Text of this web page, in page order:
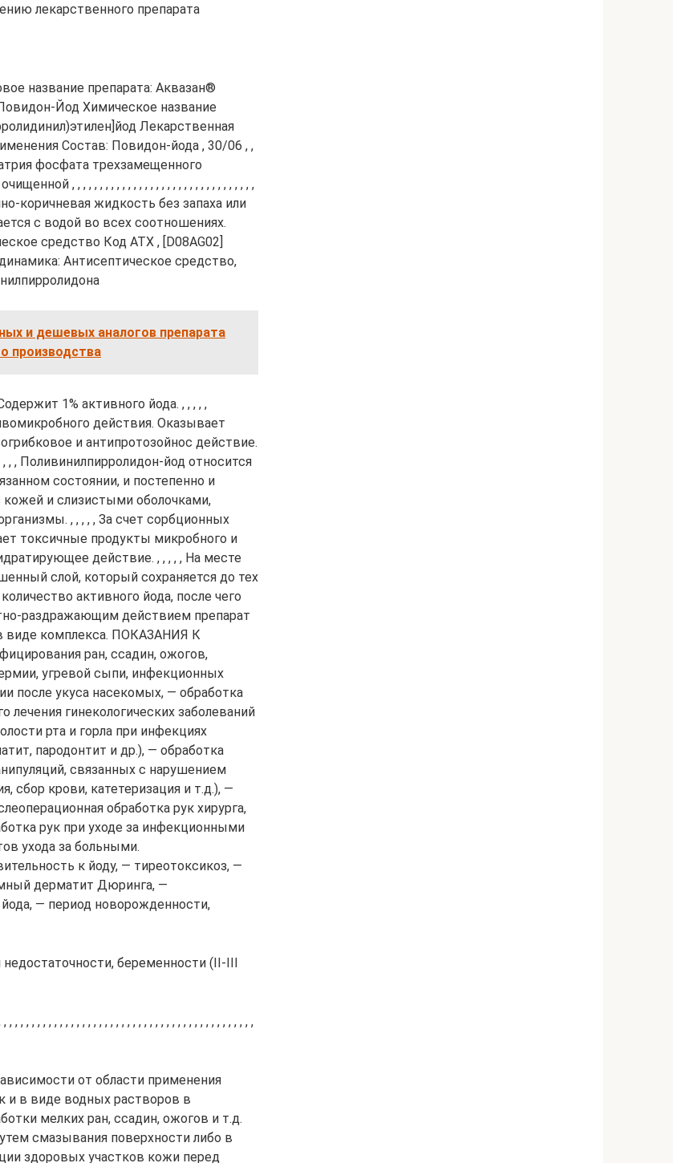
лекарственного препарата
название препарата: Аквазан®
Йод Химическое название
Лекарственная
Состав: Повидон-йода , 30/06 , ,
натрия фосфата трехзамещенного
, , , , , , , , , , , , , , , , , , , , , , , , , , , , , , , , ,
коричневая жидкость без запаха или
с водой во всех соотношениях.
средство Код АТХ , [D08AG02]
Антисептическое средство,
и дешевых аналогов препарата
производства
1% активного йода. , , , , ,
действия. Оказывает
и антипротозойнос действие.
, , Поливинилпирролидон-йод относится
состоянии, и постепенно и
и слизистыми оболочками,
, , , , , За счет сорбционных
токсичные продукты микробного и
действие. , , , , , На месте
слой, который сохраняется до тех
активного йода, после чего
раздражающим действием препарат
виде комплекса. ПОКАЗАНИЯ К
ран, ссадин, ожогов,
угревой сыпи, инфекционных
после укуса насекомых, — обработка
лечения гинекологических заболеваний
рта и горла при инфекциях
пародонтит и др.), — обработка
связанных с нарушением
сбор крови, катетеризация и т.д.), —
обработка рук хирурга,
рук при уходе за инфекционными
ухода за больными.
к йоду, — тиреотоксикоз, —
дерматит Дюринга, —
— период новорожденности,
беременности (II-III
, , , , , , , , , , , , , , , , , , , , , , , , , , , , , , , , , , , , , ,
от области применения
и в виде водных растворов в
мелких ран, ссадин, ожогов и т.д.
смазывания поверхности либо в
здоровых участков кожи перед